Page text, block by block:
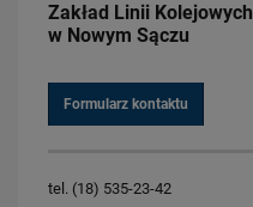
Zakład Linii Kolejowych
w Nowym Sączu
Formularz kontaktu
tel. (18) 535-23-42